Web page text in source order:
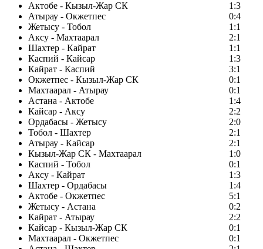
Актобе - Кызыл-Жар СК
1:3
Атырау - Окжетпес
0:4
Жетысу - Тобол
1:1
Аксу - Махтаарал
2:1
Шахтер - Кайрат
1:1
Каспий - Кайсар
1:3
Кайрат - Каспий
3:1
Окжетпес - Кызыл-Жар СК
0:1
Махтаарал - Атырау
0:1
Астана - Актобе
1:4
Кайсар - Аксу
2:2
Ордабасы - Жетысу
2:0
Тобол - Шахтер
2:1
Атырау - Кайсар
2:1
Кызыл-Жар СК - Махтаарал
1:0
Каспий - Тобол
0:1
Аксу - Кайрат
1:3
Шахтер - Ордабасы
1:4
Актобе - Окжетпес
5:1
Жетысу - Астана
0:2
Кайрат - Атырау
2:2
Кайсар - Кызыл-Жар СК
0:1
Махтаарал - Окжетпес
0:1